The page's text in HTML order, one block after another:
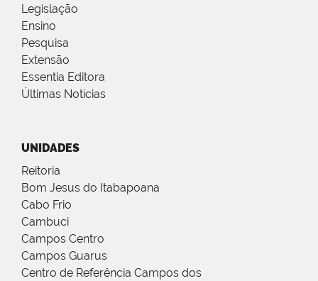
Legislação
Ensino
Pesquisa
Extensão
Essentia Editora
Últimas Notícias
UNIDADES
Reitoria
Bom Jesus do Itabapoana
Cabo Frio
Cambuci
Campos Centro
Campos Guarus
Centro de Referência Campos dos